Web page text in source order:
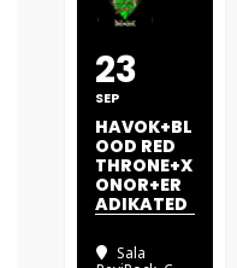
23
SEP
HAVOK+BL
OOD RED
THRONE+X
ONOR+ER
ADIKATED
Sala